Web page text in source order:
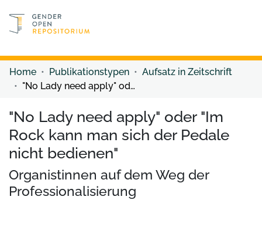
Discover content
Home Publikationstypen
Aufsatz in Zeitschrift
"No Lady need apply" oder "Im Rock kann man sich der Pedale nicht bedienen"
"No Lady need apply" oder "Im
Rock kann man sich der Pedale
nicht bedienen"
Organistinnen auf dem Weg der
Professionalisierung